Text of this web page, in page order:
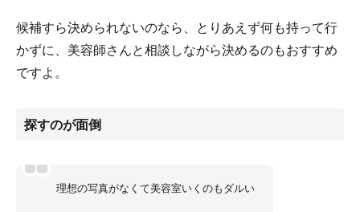
候補すら決められないのなら、とりあえず何も持って行
かずに、美容師さんと相談しながら決めるのもおすすめ
ですよ。
探すのが面倒
理想の写真がなくて美容室いくのもダルい